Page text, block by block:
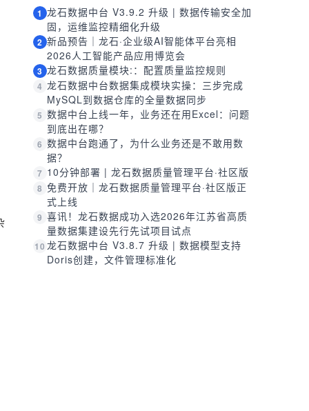
1 龙石数据中台 V3.9.2 升级 | 数据传输安全加
固，运维监控精细化升级
2 新品预告｜龙石·企业级AI智能体平台亮相
2026人工智能产品应用博览会
3 龙石数据质量模块:：配置质量监控规则
4 龙石数据中台数据集成模块实操：三步完成
MySQL到数据仓库的全量数据同步
5 数据中台上线一年，业务还在用Excel：问题
到底出在哪？
6 数据中台跑通了，为什么业务还是不敢用数
据？
7 10分钟部署 | 龙石数据质量管理平台·社区版
8 免费开放｜龙石数据质量管理平台·社区版正
式上线
9 喜讯！龙石数据成功入选2026年江苏省高质
量数据集建设先行先试项目试点
10 龙石数据中台 V3.8.7 升级 | 数据模型支持
Doris创建，文件管理标准化